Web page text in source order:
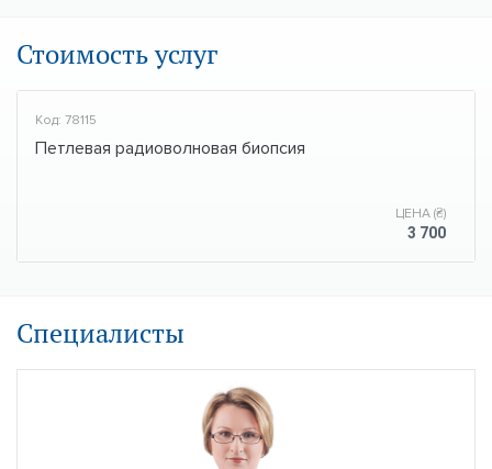
Стоимость услуг
Код: 78115
Петлевая радиоволновая биопсия
ЦЕНА (₴)
3 700
Специалисты